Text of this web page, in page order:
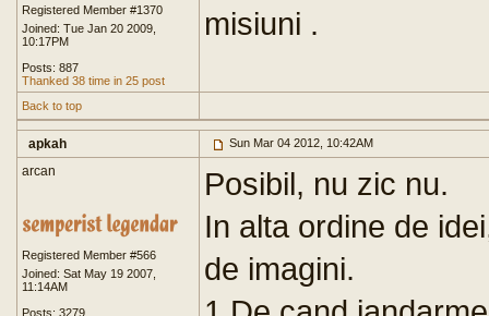
Registered Member #1370
Joined: Tue Jan 20 2009,
10:17PM
Posts: 887
Thanked 38 time in 25 post
misiuni .
Back to top
apkah Sun Mar 04 2012, 10:42AM
arcan
Registered Member #566
Joined: Sat May 19 2007,
11:14AM
Posts: 3279
Posibil, nu zic nu.
In alta ordine de
de imagini.